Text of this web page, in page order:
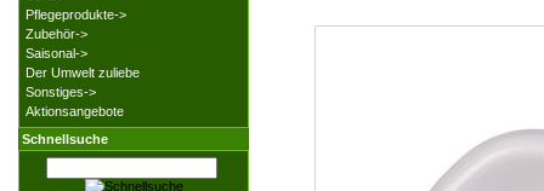
Pflegeprodukte->
Zubehör->
Saisonal->
Der Umwelt zuliebe
Sonstiges->
Aktionsangebote
Schnellsuche